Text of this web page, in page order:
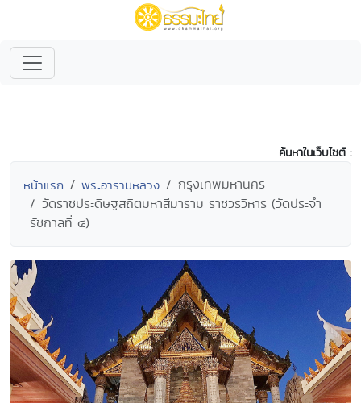
ค้นหาในเว็บไซต์ :
หน้าแรก พระอารามหลวง
กรุงเทพมหานคร
วัดราชประดิษฐสถิตมหาสีมาราม ราชวรวิหาร (วัดประจำ
รัชกาลที่ ๔)